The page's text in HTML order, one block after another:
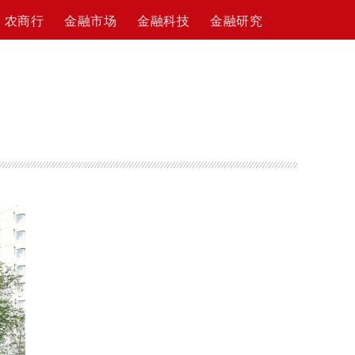
农商行 金融市场 金融科技 金融研究